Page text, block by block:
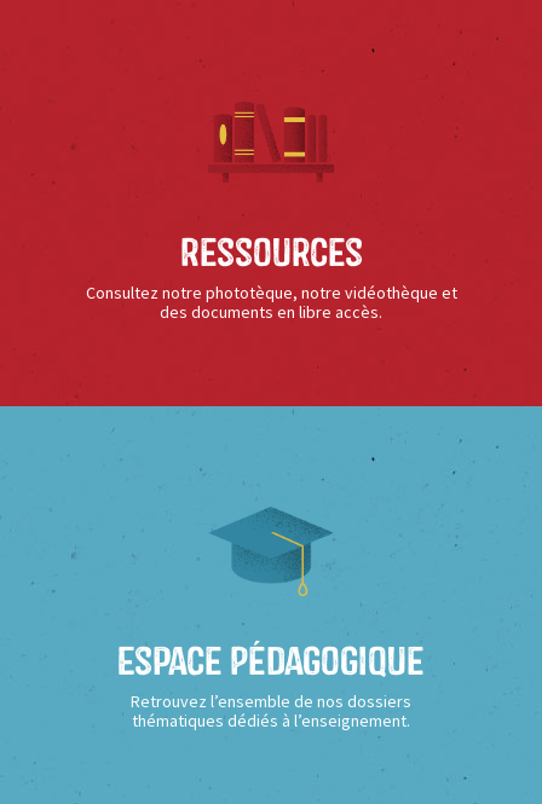
Ressources
Consultez notre phototèque, notre vidéothèque et
des documents en libre accès.
Espace Pédagogique
Retrouvez l’ensemble de nos dossiers
thématiques dédiés à l’enseignement.